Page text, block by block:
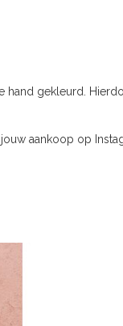
hand gekleurd.
aankoop op